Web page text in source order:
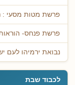
פרשת מטות מסעי :
פרשת פנחס-
נבואת ירמיהו לעם
לכבוד שבת